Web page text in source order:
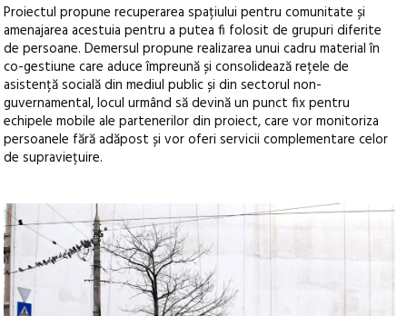
Proiectul propune recuperarea spațiului pentru comunitate și
amenajarea acestuia pentru a putea fi folosit de grupuri diferite
de persoane. Demersul propune realizarea unui cadru material în
co-gestiune care aduce împreună și consolidează rețele de
asistență socială din mediul public și din sectorul non-
guvernamental, locul urmând să devină un punct fix pentru
echipele mobile ale partenerilor din proiect, care vor monitoriza
persoanele fără adăpost și vor oferi servicii complementare celor
de supraviețuire.